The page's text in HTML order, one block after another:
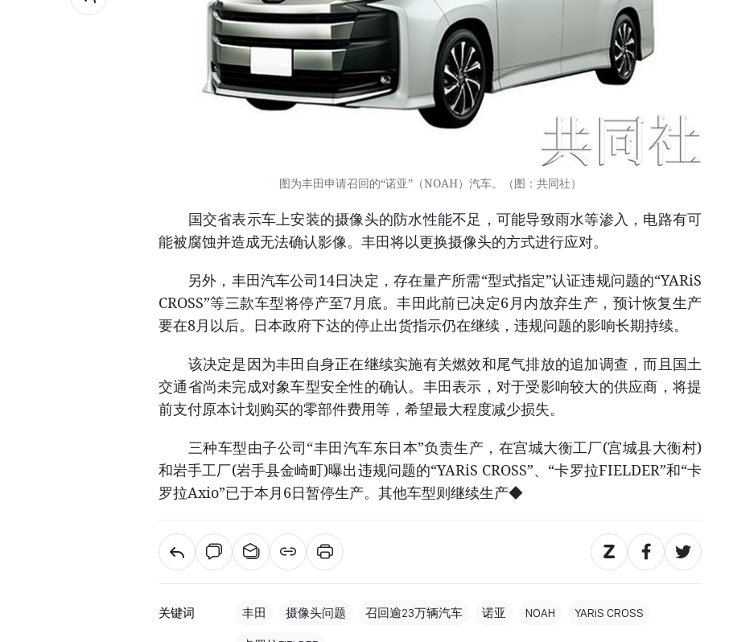
图为丰田申请召回的“诺亚”（NOAH）汽车。（图：共同社）
国交省表示车上安装的摄像头的防水性能不足，可能导致雨水等渗入，电路有可
能被腐蚀并造成无法确认影像。丰田将以更换摄像头的方式进行应对。
另外，丰田汽车公司14日决定，存在量产所需“型式指定”认证违规问题的“YARiS
CROSS”等三款车型将停产至7月底。丰田此前已决定6月内放弃生产，预计恢复生产
要在8月以后。日本政府下达的停止出货指示仍在继续，违规问题的影响长期持续。
该决定是因为丰田自身正在继续实施有关燃效和尾气排放的追加调查，而且国土
交通省尚未完成对象车型安全性的确认。丰田表示，对于受影响较大的供应商，将提
前支付原本计划购买的零部件费用等，希望最大程度减少损失。
三种车型由子公司“丰田汽车东日本”负责生产，在宫城大衡工厂(宫城县大衡村)
和岩手工厂(岩手县金崎町)曝出违规问题的“YARiS CROSS”、“卡罗拉FIELDER”和“卡
罗拉Axio”已于本月6日暂停生产。其他车型则继续生产◆
关键词 丰田 摄像头问题 召回逾23万辆汽车 诺亚 NOAH YARiS CROSS